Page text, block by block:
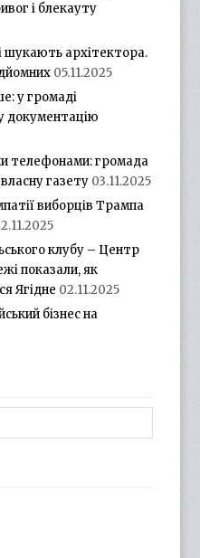
і блекауту
шукають архітектора.
05.11.2025
у громаді
документацію
телефонами: громада
газету 03.11.2025
виборців Трампа
клубу – Центр
показали, як
Ягідне 02.11.2025
бізнес на